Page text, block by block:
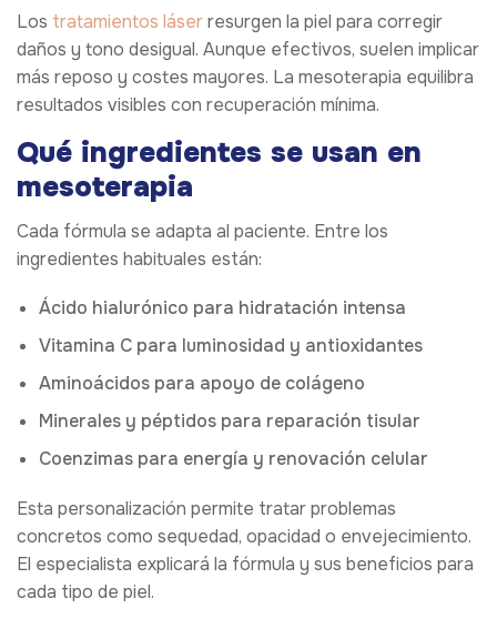
Los tratamientos láserresurgen la piel para corregir
daños y tono desigual. Aunque efectivos, suelen implicar
más reposo y costes mayores. La mesoterapia equilibra
resultados visibles con recuperación mínima.
Qué ingredientes se usan en
mesoterapia
Cada fórmula se adapta al paciente. Entre los
ingredientes habituales están:
Ácido hialurónico para hidratación intensa
Vitamina C para luminosidad y antioxidantes
Aminoácidos para apoyo de colágeno
Minerales y péptidos para reparación tisular
Coenzimas para energía y renovación celular
Esta personalización permite tratar problemas
concretos como sequedad, opacidad o envejecimiento.
El especialista explicará la fórmula y sus beneficios para
cada tipo de piel.